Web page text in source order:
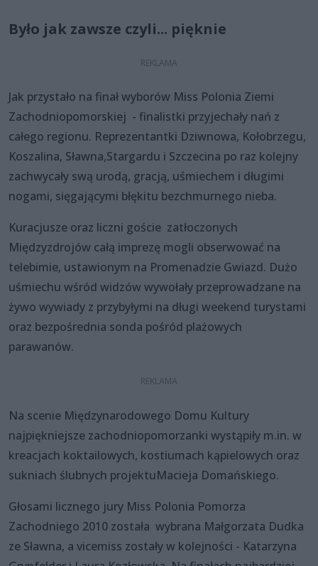
Było jak zawsze czyli... pięknie
Jak przystało na finał wyborów Miss Polonia Ziemi
Zachodniopomorskiej - finalistki przyjechały nań z
całego regionu. Reprezentantki Dziwnowa, Kołobrzegu,
Koszalina, Sławna,Stargardu i Szczecina po raz kolejny
zachwycały swą urodą, gracją, uśmiechem i długimi
nogami, sięgającymi błękitu bezchmurnego nieba.
Kuracjusze oraz liczni goście zatłoczonych
Międzyzdrojów całą imprezę mogli obserwować na
telebimie, ustawionym na Promenadzie Gwiazd. Dużo
uśmiechu wśród widzów wywołały przeprowadzane na
żywo wywiady z przybyłymi na długi weekend turystami
oraz bezpośrednia sonda pośród plażowych
parawanów.
Na scenie Międzynarodowego Domu Kultury
najpiękniejsze zachodniopomorzanki wystąpiły m.in. w
kreacjach koktailowych, kostiumach kąpielowych oraz
sukniach ślubnych projektuMacieja Domańskiego.
Głosami licznego jury Miss Polonia Pomorza
Zachodniego 2010 została wybrana Małgorzata Dudka
ze Sławna, a vicemiss zostały w kolejności - Katarzyna